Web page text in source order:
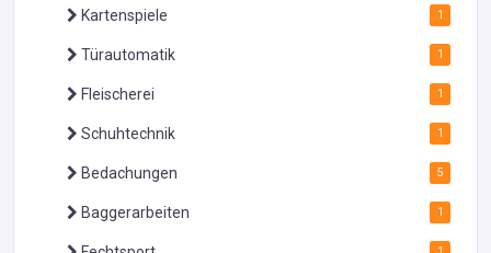
Kartenspiele 1
Türautomatik 1
Fleischerei 1
Schuhtechnik 1
Bedachungen 5
Baggerarbeiten 1